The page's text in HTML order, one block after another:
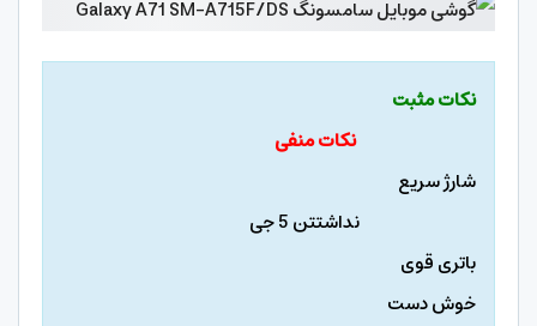
نکات مثبت
نکات منفی
شارژ سریع
نداشتتن 5 جی
باتری قوی
خوش دست